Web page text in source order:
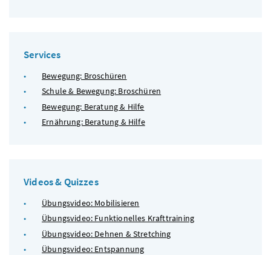
Services
Bewegung: Broschüren
Schule & Bewegung: Broschüren
Bewegung: Beratung & Hilfe
Ernährung: Beratung & Hilfe
Videos & Quizzes
Übungsvideo: Mobilisieren
Übungsvideo: Funktionelles Krafttraining
Übungsvideo: Dehnen & Stretching
Übungsvideo: Entspannung